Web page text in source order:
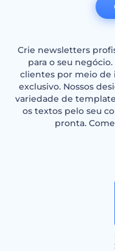
Crie newsletters
para o seu
clientes por meio de
exclusivo. Nossos
variedade de
os textos pelo seu
pronta.